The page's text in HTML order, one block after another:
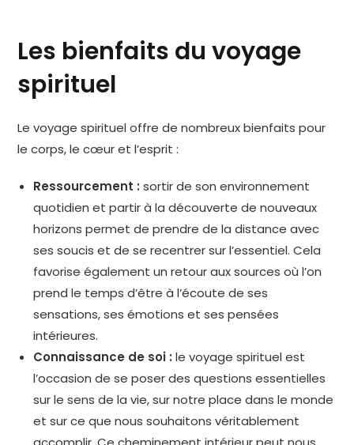
Les bienfaits du voyage
spirituel
Le voyage spirituel offre de nombreux bienfaits pour
le corps, le cœur et l’esprit :
Ressourcement : sortir de son environnement
quotidien et partir à la découverte de nouveaux
horizons permet de prendre de la distance avec
ses soucis et de se recentrer sur l’essentiel. Cela
favorise également un retour aux sources où l’on
prend le temps d’être à l’écoute de ses
sensations, ses émotions et ses pensées
intérieures.
Connaissance de soi : le voyage spirituel est
l’occasion de se poser des questions essentielles
sur le sens de la vie, sur notre place dans le monde
et sur ce que nous souhaitons véritablement